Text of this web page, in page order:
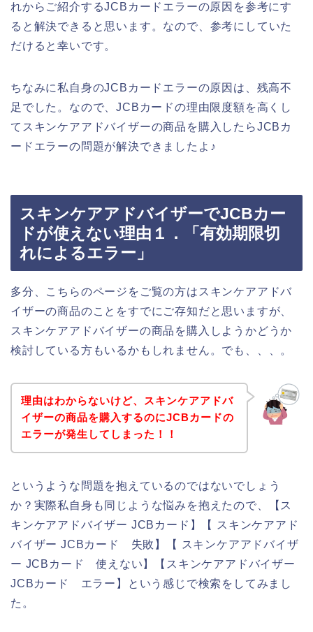
れからご紹介するJCBカードエラーの原因を参考にす
ると解決できると思います。なので、参考にしていた
だけると幸いです。
ちなみに私自身のJCBカードエラーの原因は、残高不
足でした。なので、JCBカードの理由限度額を高くし
てスキンケアアドバイザーの商品を購入したらJCBカ
ードエラーの問題が解決できましたよ♪
スキンケアアドバイザーでJCBカー
ドが使えない理由１．「有効期限切
れによるエラー」
多分、こちらのページをご覧の方はスキンケアアドバ
イザーの商品のことをすでにご存知だと思いますが、
スキンケアアドバイザーの商品を購入しようかどうか
検討している方もいるかもしれません。でも、、、。
理由はわからないけど、スキンケアアドバ
イザーの商品を購入するのにJCBカードの
エラーが発生してしまった！！
というような問題を抱えているのではないでしょう
か？実際私自身も同じような悩みを抱えたので、【ス
キンケアアドバイザー JCBカード】【 スキンケアアド
バイザー JCBカード 失敗】【 スキンケアアドバイザ
ー JCBカード 使えない】【スキンケアアドバイザー
JCBカード エラー】という感じで検索をしてみまし
た。